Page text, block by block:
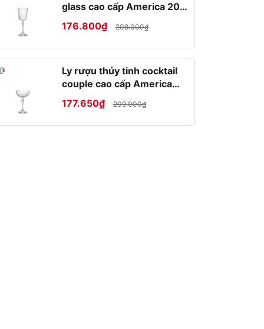
glass cao cấp America 20s
25cl
176.800₫ 208.000₫
Ly rượu thủy tinh cocktail
couple cao cấp America
20s 22cl
177.650₫ 209.000₫